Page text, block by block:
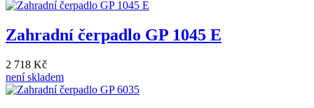
Zahradní čerpadlo GP 1045 E
2 718 Kč
není skladem